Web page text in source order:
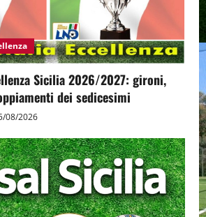
Sicilia 2026/2027: gironi,
dei sedicesimi
08/2026